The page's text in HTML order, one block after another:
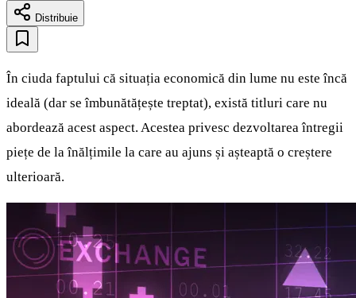
Distribuie
În ciuda faptului că situația economică din lume nu este încă
ideală (dar se îmbunătățește treptat), există titluri care nu
abordează acest aspect. Acestea privesc dezvoltarea întregii
piețe de la înălțimile la care au ajuns și așteaptă o creștere
ulterioară.